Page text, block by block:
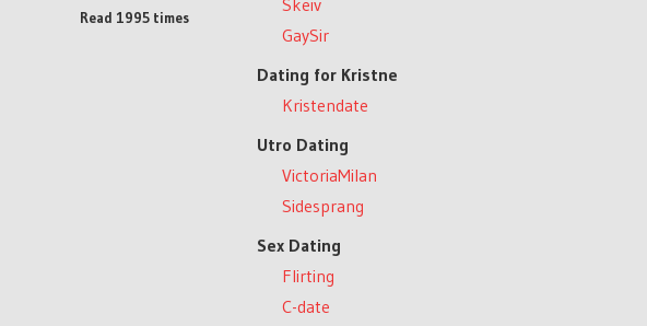
Read 1995 times
GaySir
Dating for Kristne
Kristendate
Utro Dating
VictoriaMilan
Sidesprang
Sex Dating
Flirting
C-date